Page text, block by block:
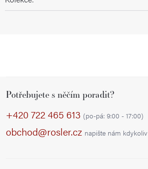
Potřebujete s něčím poradit?
+420 722 465 613 (po-pá: 9:00 - 17:00)
obchod@rosler.cz napište nám kdykoliv